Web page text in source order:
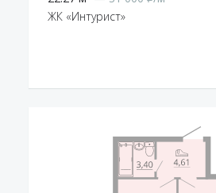
ЖК «Интурист»